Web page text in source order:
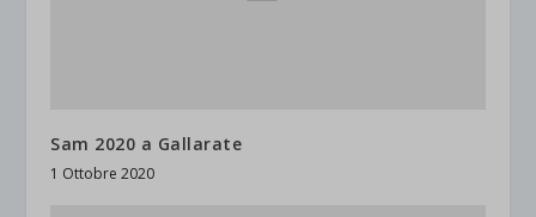
Sam 2020 a Gallarate
1 Ottobre 2020